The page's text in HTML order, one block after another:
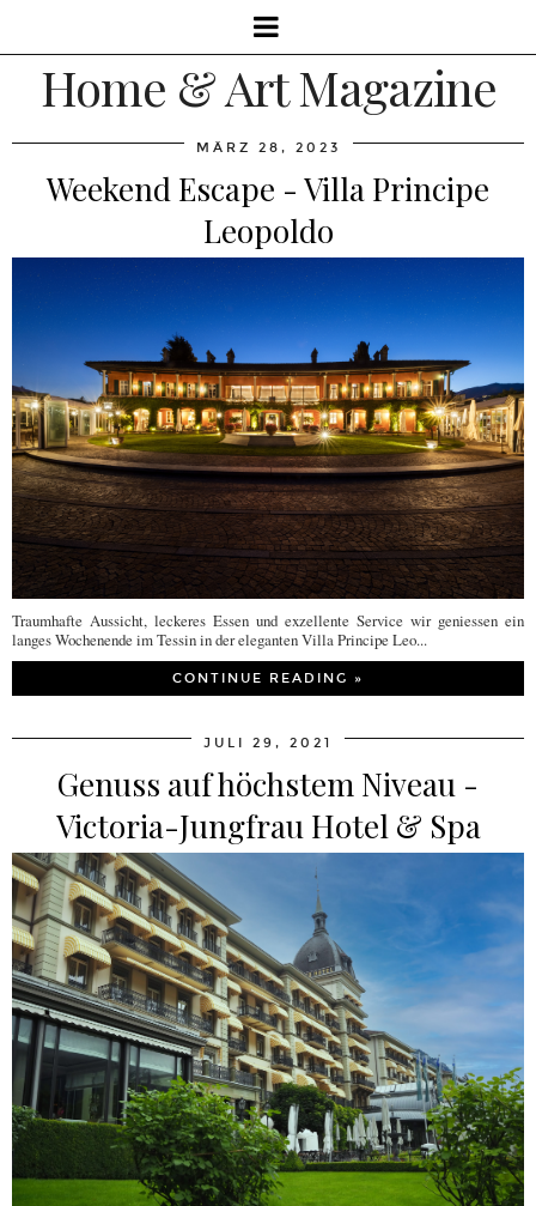
Home & Art Magazine
MÄRZ 28, 2023
Weekend Escape - Villa Principe
Leopoldo
Traumhafte Aussicht, leckeres Essen und exzellente Service wir geniessen ein
langes Wochenende im Tessin in der eleganten Villa Principe Leo...
CONTINUE READING »
JULI 29, 2021
Genuss auf höchstem Niveau -
Victoria-Jungfrau Hotel & Spa